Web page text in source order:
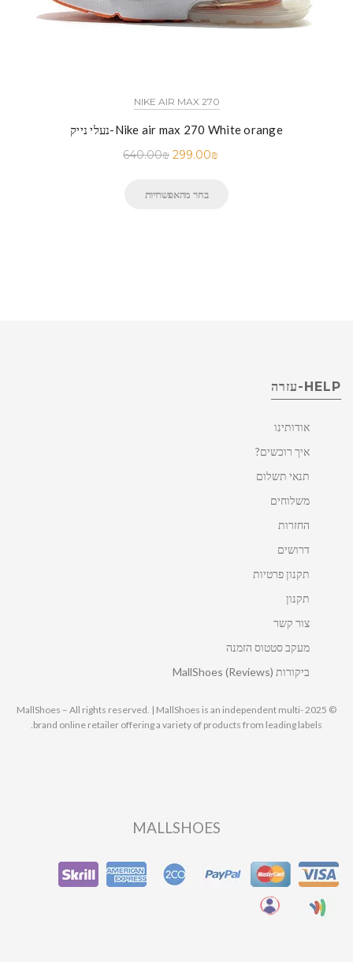
NIKE AIR MAX 270
נעלי נייק-Nike air max 270 White orange
640.00₪ 299.00₪
בחר מהאפשרויות
HELP-עזרה
אודותינו
איך רוכשים?
תנאי תשלום
משלוחים
החזרות
דרושים
תקנון פרטיות
תקנון
צור קשר
מעקב סטטוס הזמנה
ביקורות MallShoes (Reviews)
© 2025 MallShoes – All rights reserved. | MallShoes is an independent multi-
brand online retailer offering a variety of products from leading labels.
MALLSHOES